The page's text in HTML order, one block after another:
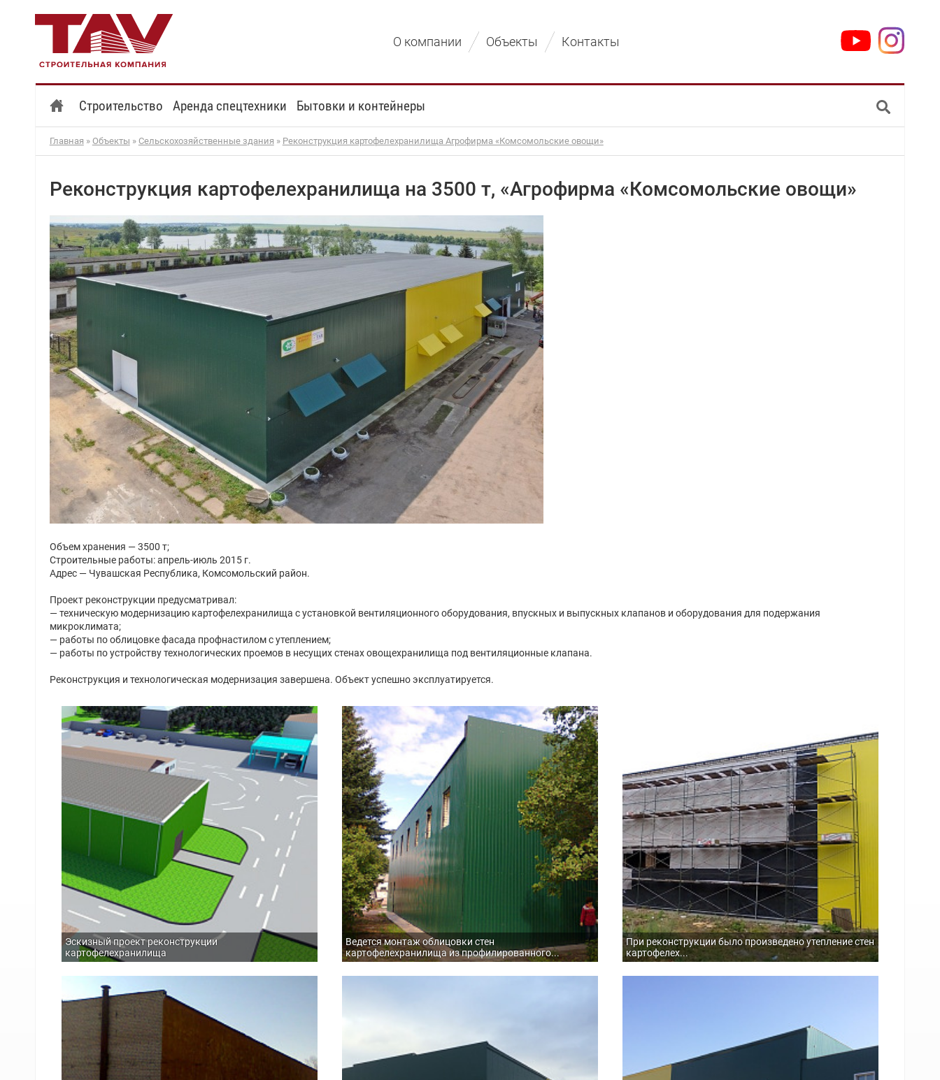
О компании Объекты Контакты
Строительство Аренда спецтехники Бытовки и контейнеры
Главная » Объекты » Сельскохозяйственные здания » Реконструкция картофелехранилища Агрофирма «Комсомольские овощи»
Реконструкция картофелехранилища на 3500 т, «Агрофирма «Комсомольские овощи»
Объем хранения — 3500 т;
Строительные работы: апрель-июль 2015 г.
Адрес — Чувашская Республика, Комсомольский район.
Проект реконструкции предусматривал:
— техническую модернизацию картофелехранилища с установкой вентиляционного оборудования, впускных и выпускных клапанов и оборудования для подержания
микроклимата;
— работы по облицовке фасада профнастилом с утеплением;
— работы по устройству технологических проемов в несущих стенах овощехранилища под вентиляционные клапана.
Реконструкция и технологическая модернизация завершена. Объект успешно эксплуатируется.
Эскизный проект реконструкции
картофелехранилища
Ведется монтаж облицовки стен
картофелехранилища из профилированного...
При реконструкции было произведено утепление стен
картофелех...